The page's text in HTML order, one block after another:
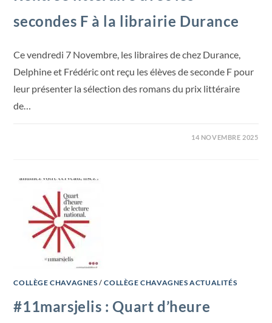
secondes F à la librairie Durance
Ce vendredi 7 Novembre, les libraires de chez Durance,
Delphine et Frédéric ont reçu les élèves de seconde F pour
leur présenter la sélection des romans du prix littéraire
de…
14 NOVEMBRE 2025
COLLÈGE CHAVAGNES /COLLÈGE CHAVAGNES ACTUALITÉS
#11marsjelis : Quart d’heure